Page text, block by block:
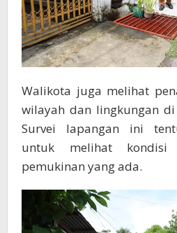
Walikota juga melihat
wilayah dan lingkungan
Survei lapangan ini
untuk melihat kondisi
pemukinan yang ada.